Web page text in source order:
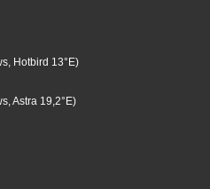
Hotbird 13°E)
Astra 19,2°E)